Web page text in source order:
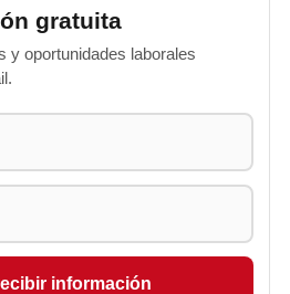
gratuita
y oportunidades laborales
información